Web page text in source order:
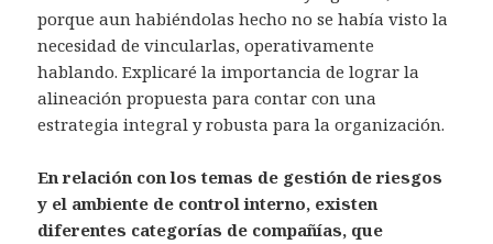
porque aun habiéndolas hecho no se había visto la
necesidad de vincularlas, operativamente
hablando. Explicaré la importancia de lograr la
alineación propuesta para contar con una
estrategia integral y robusta para la organización.
En relación con los temas de gestión de riesgos
y el ambiente de control interno, existen
diferentes categorías de compañías, que